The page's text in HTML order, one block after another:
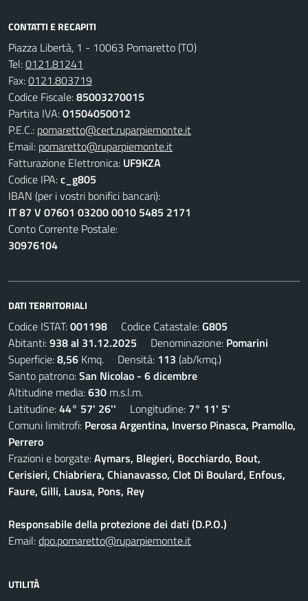
CONTATTI E RECAPITI
Piazza Libertà, 1 - 10063 Pomaretto (TO)
Tel:0121.81241
Fax:0121.803719
Codice Fiscale:85003270015
Partita IVA:01504050012
P.E.C.: pomaretto@cert.ruparpiemonte.it
Email: pomaretto@ruparpiemonte.it
Fatturazione Elettronica: UF9KZA
Codice IPA:c_g805
IBAN (per i vostri bonifici bancari):
IT 87 V 07601 03200 0010 5485 2171
Conto Corrente Postale:
30976104
DATI TERRITORIALI
Codice ISTAT:001198 Codice Catastale:G805
Abitanti:938 al 31.12.2025 Denominazione: Pomarini
Superficie:8,56 Kmq. Densità: 113 (ab/kmq.)
Santo patrono:San Nicolao - 6 dicembre
Altitudine media:630 m.s.l.m.
Latitudine:44° 57' 26'' Longitudine: 7° 11' 5'
Comuni limitrofi: Perosa Argentina, Inverso Pinasca, Pramollo,
Perrero
Frazioni e borgate:Aymars, Blegieri, Bocchiardo, Bout,
Cerisieri, Chiabriera, Chianavasso, Clot Di Boulard, Enfous,
Faure, Gilli, Lausa, Pons, Rey
Responsabile della protezione dei dati (D.P.O.)
Email:dpo.pomaretto@ruparpiemonte.it
UTILITÀ